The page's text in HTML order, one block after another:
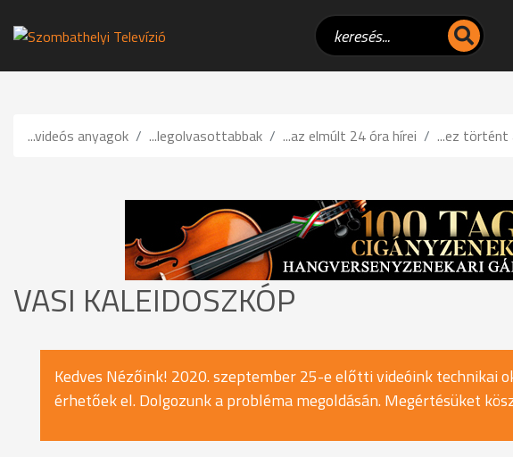
...videós anyagok ...legolvasottabbak ...az elmúlt 24 óra hírei ...ez történt
VASI KALEIDOSZKÓP
Kedves Nézőink! 2020. szeptember 25-e előtti videóink technikai
érhetőek el. Dolgozunk a probléma megoldásán. Megértésüket